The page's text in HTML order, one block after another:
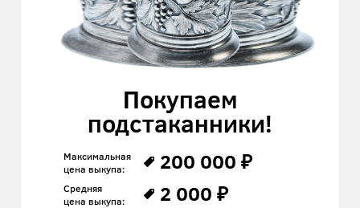
Покупаем
подстаканники!
Максимальная
цена выкупа:
200 000 ₽
Средняя
цена выкупа:
2 000 ₽